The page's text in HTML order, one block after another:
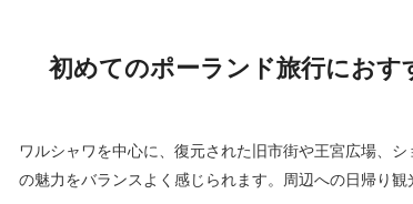
初めてのポーランド旅行におす
ワルシャワを中心に、復元された旧市街や王宮広場、
の魅力をバランスよく感じられます。周辺への日帰り観